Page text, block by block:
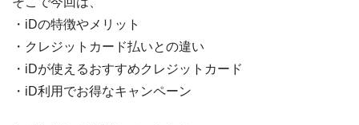
・iDの特徴やメリット
・クレジットカード払いとの違い
・iDが使えるおすすめクレジットカード
・iD利用でお得なキャンペーン